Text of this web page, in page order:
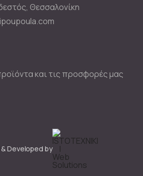
Θεσσαλονίκη
και τις προσφορές μας
Developed by